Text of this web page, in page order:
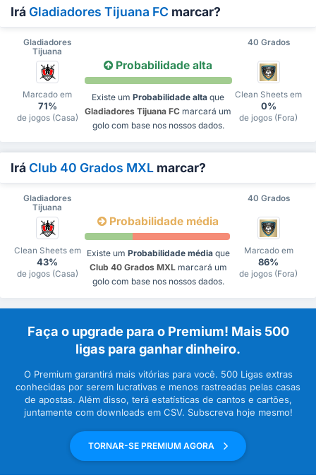
Irá Gladiadores Tijuana FC marcar?
Gladiadores
Tijuana
40 Grados
Marcado em
71%
de jogos (Casa)
Probabilidade alta
Existe um Probabilidade alta que
Gladiadores Tijuana FC marcará um
golo com base nos nossos dados.
Clean Sheets em
0%
de jogos (Fora)
Irá Club 40 Grados MXL marcar?
Gladiadores
Tijuana
40 Grados
Clean Sheets em
43%
de jogos (Casa)
Probabilidade média
Existe um Probabilidade médiaque
Club 40 Grados MXLmarcará um
golo com base nos nossos dados.
Marcado em
86%
de jogos (Fora)
Faça o upgrade para o Premium! Mais 500
ligas para ganhar dinheiro.
O Premium garantirá mais vitórias para você. 500 Ligas extras
conhecidas por serem lucrativas e menos rastreadas pelas casas
de apostas. Além disso, terá estatísticas de cantos e cartões,
juntamente com downloads em CSV. Subscreva hoje mesmo!
TORNAR-SE PREMIUM AGORA